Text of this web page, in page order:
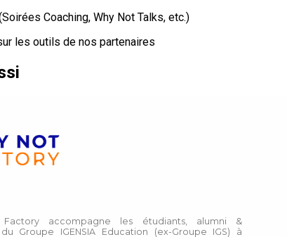
Coaching, Why Not Talks, etc.)
les outils de nos partenaires
accompagne les étudiants, alumni &
Groupe IGENSIA Education (ex-Groupe IGS) à